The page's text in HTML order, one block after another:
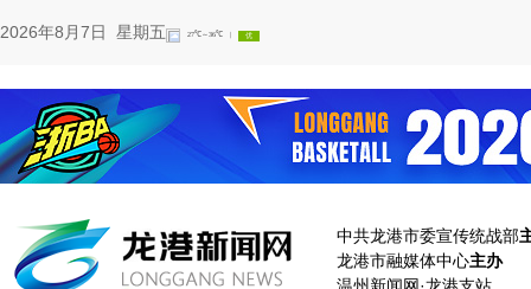
2026年8月7日 星期五
中共龙港市委宣传统战部
龙港市融媒体中心主办